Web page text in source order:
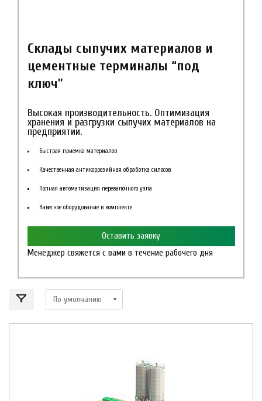
Склады сыпучих материалов и
цементные терминалы “под
ключ”
Высокая производительность. Оптимизация
хранения и разгрузки сыпучих материалов на
предприятии.
Быстрая приемка материалов
Качественная антикоррозийная обработка силосов
Полная автоматизация перевалочного узла
Навесное оборудование в комплекте
Оставить заявку
Менеджер свяжется с вами в течение рабочего дня